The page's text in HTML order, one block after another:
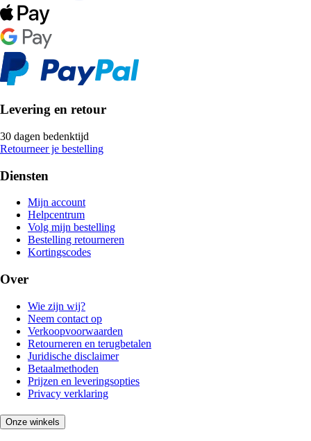
Levering en retour
30 dagen bedenktijd
Retourneer je bestelling
Diensten
Mijn account
Helpcentrum
Volg mijn bestelling
Bestelling retourneren
Kortingscodes
Over
Wie zijn wij?
Neem contact op
Verkoopvoorwaarden
Retourneren en terugbetalen
Juridische disclaimer
Betaalmethoden
Prijzen en leveringsopties
Privacy verklaring
Onze winkels